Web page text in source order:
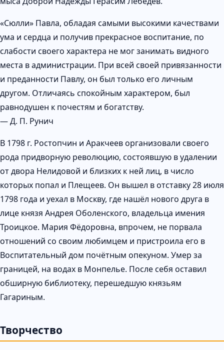
«Сюлли» Павла, обладая самыми высокими качествами
ума и сердца и получив прекрасное воспитание, по
слабости своего характера не мог занимать видного
места в администрации. При всей своей привязанности
и преданности Павлу, он был только его личным
другом. Отличаясь спокойным характером, был
равнодушен к почестям и богатству.
— Д. П. Рунич
В 1798 г. Ростопчин и Аракчеев организовали своего
рода придворную революцию, состоявшую в удалении
от двора Нелидовой и близких к ней лиц, в число
которых попал и Плещеев. Он вышел в отставку 28 июля
1798 года и уехал в Москву, где нашёл нового друга в
лице князя Андрея Оболенского, владельца имения
Троицкое. Мария Фёдоровна, впрочем, не порвала
отношений со своим любимцем и пристроила его в
Воспитательный дом почётным опекуном. Умер за
границей, на водах в Монпелье. После себя оставил
обширную библиотеку, перешедшую князьям
Гагариным.
Творчество